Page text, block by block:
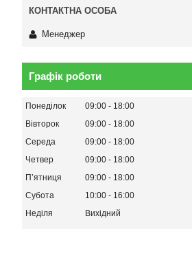
Менеджер
Графік роботи
Понеділок 09:00
18:00
Вівторок
09:00
18:00
Середа
09:00
18:00
Четвер
09:00
18:00
Пʼятниця
09:00
18:00
Субота
10:00
16:00
Неділя
Вихідний